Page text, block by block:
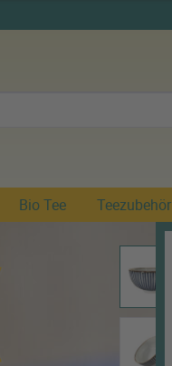
Bio Tee Teezubehör